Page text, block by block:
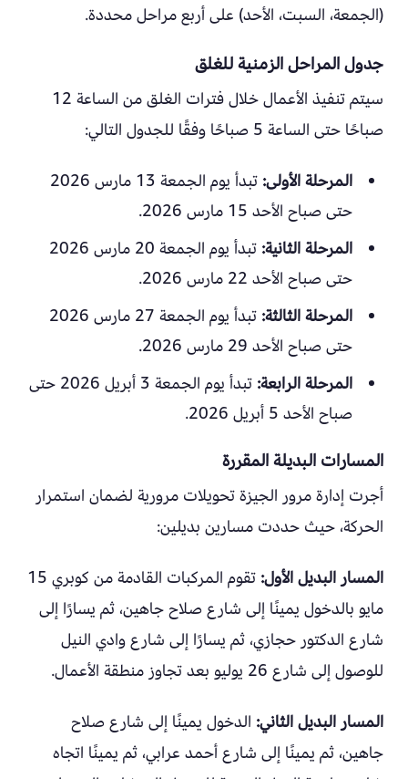
(الجمعة، السبت، الأحد) على أربع مراحل محددة.
جدول المراحل الزمنية للغلق
سيتم تنفيذ الأعمال خلال فترات الغلق من الساعة 12
صباحًا حتى الساعة 5 صباحًا وفقًا للجدول التالي:
المرحلة الأولى:
تبدأ يوم الجمعة 13 مارس 2026
حتى صباح الأحد 15 مارس 2026.
المرحلة الثانية:
تبدأ يوم الجمعة 20 مارس 2026
حتى صباح الأحد 22 مارس 2026.
المرحلة الثالثة:
تبدأ يوم الجمعة 27 مارس 2026
حتى صباح الأحد 29 مارس 2026.
المرحلة الرابعة:
تبدأ يوم الجمعة 3 أبريل 2026 حتى
صباح الأحد 5 أبريل 2026.
المسارات البديلة المقررة
أجرت إدارة مرور الجيزة تحويلات مرورية لضمان استمرار
الحركة، حيث حددت مسارين بديلين:
المسار البديل الأول:
تقوم المركبات القادمة من كوبري 15
مايو بالدخول يمينًا إلى شارع صلاح جاهين، ثم يسارًا إلى
شارع الدكتور حجازي، ثم يسارًا إلى شارع وادي النيل
للوصول إلى شارع 26 يوليو بعد تجاوز منطقة الأعمال.
المسار البديل الثاني: الدخول يمينًا إلى شارع صلاح
جاهين، ثم يمينًا إلى شارع أحمد عرابي، ثم يمينًا اتجاه